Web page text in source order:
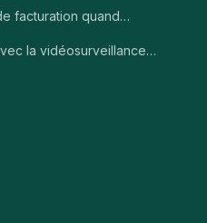
facturation quand…
la vidéosurveillance…